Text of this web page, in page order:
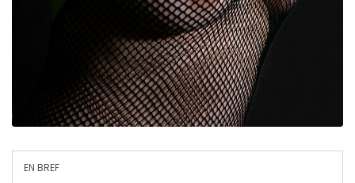
EN BREF